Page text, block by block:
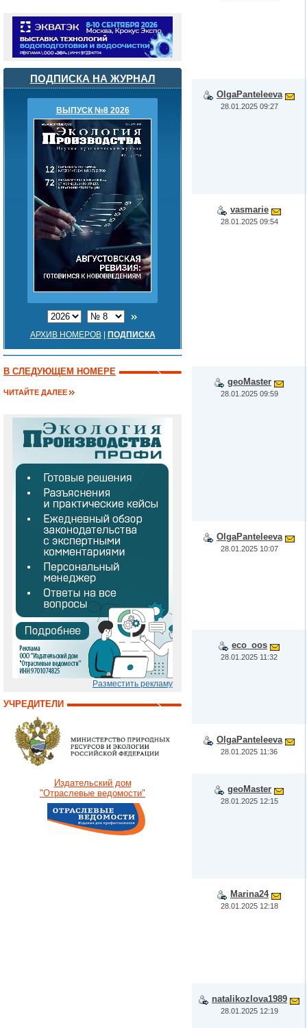
ПОДПИСКА НА ЖУРНАЛ
ВЫПУСК №8 2026
АРХИВ НОМЕРОВ| ПОДПИСКА
В СЛЕДУЮЩЕМ НОМЕРЕ
ЧИТАЙТЕ ДАЛЕЕ
Разместить рекламу
УЧРЕДИТЕЛИ
Издательский дом
"Отраслевые ведомости"
OlgaPanteleeva
28.01.2025 09:27
vasmarie
28.01.2025 09:54
geoMaster
28.01.2025 09:59
OlgaPanteleeva
28.01.2025 10:07
eco_oos
28.01.2025 11:32
OlgaPanteleeva
28.01.2025 11:36
geoMaster
28.01.2025 12:15
Marina24
28.01.2025 12:18
natalikozlova1989
28.01.2025 12:19